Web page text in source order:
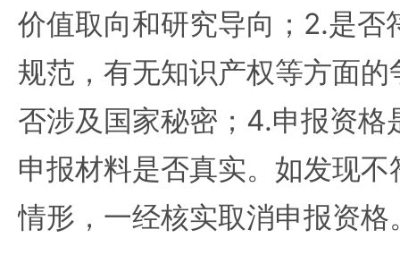
价值取向和研究导向；2.是否
规范，有无知识产权等方面
否涉及国家秘密；4.申报资格
申报材料是否真实。如发现
情形，一经核实取消申报资格